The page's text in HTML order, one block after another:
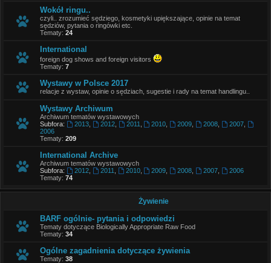
Wokół ringu..
czyli.. zrozumieć sędziego, kosmetyki upiększające, opinie na temat
sędziów, pytania o ringówki etc.
Tematy: 24
International
foreign dog shows and foreign visitors
Tematy: 7
Wystawy w Polsce 2017
relacje z wystaw, opinie o sędziach, sugestie i rady na temat handlingu..
Wystawy Archiwum
Archiwum tematów wystawowych
Subfora:
2013, 2012, 2011 2010 2009 2008 2007,
2006
Tematy: 209
International Archive
Archiwum tematów wystawowych
Subfora:
2012, 2011 2010, 2009 2008 2007
2006
Tematy: 74
Żywienie
BARF ogólnie- pytania i odpowiedzi
Tematy dotyczące Biologically Appropriate Raw Food
Tematy: 34
Ogólne zagadnienia dotyczące żywienia
Tematy: 38